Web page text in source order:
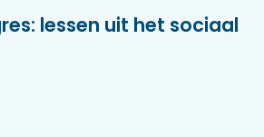
lessen uit het sociaal